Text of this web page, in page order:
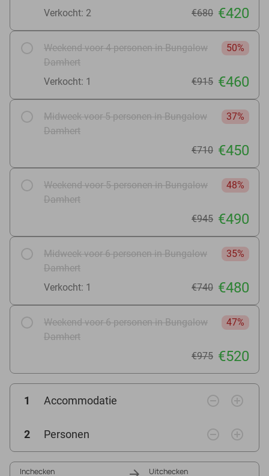
Verkocht: 2 €680 €420
Weekend voor 4 personen in Bungalow
Damhert
50%
Verkocht: 1 €915 €460
Midweek voor 5 personen in Bungalow
Damhert
37%
€710 €450
Weekend voor 5 personen in Bungalow
Damhert
48%
€945 €490
Midweek voor 6 personen in Bungalow
Damhert
35%
Verkocht: 1 €740 €480
Weekend voor 6 personen in Bungalow
Damhert
47%
€975 €520
1 Accommodatie remove_circle_outline add_circle_outline
2 Personen remove_circle_outline add_circle_outline
Inchecken Uitchecken